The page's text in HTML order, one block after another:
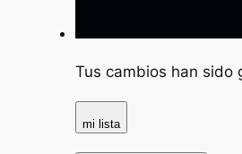
Tus cambios han sido
mi lista